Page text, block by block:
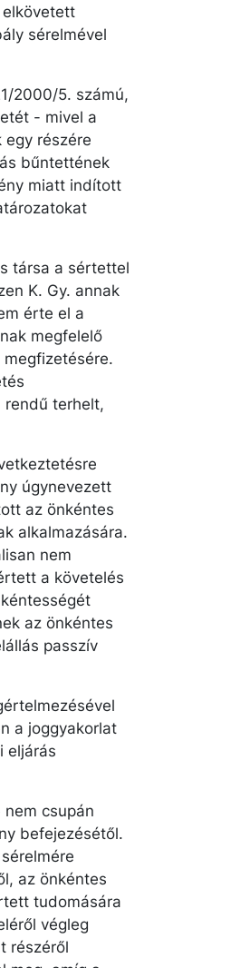
sérelmével
2000/5. számú,
- mivel a
részére
bűntettének
miatt indított
társa a sértettel
K. Gy. annak
érte el a
megfelelő
rendű terhelt,
úgynevezett
az önkéntes
alkalmazására.
nem
a követelés
az önkéntes
passzív
a joggyakorlat
eljárás
csupán
befejezésétől.
az önkéntes
tudomására
végleg
részéről